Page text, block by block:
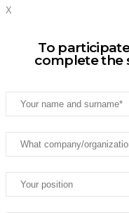
X
To
complete the